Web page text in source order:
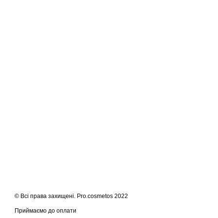
© Всі права захищені. Pro.cosmetos 2022
Приймаємо до оплати